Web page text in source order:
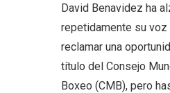
David Benavidez ha
repetidamente su voz
reclamar una
título del Consejo
Boxeo (CMB), pero